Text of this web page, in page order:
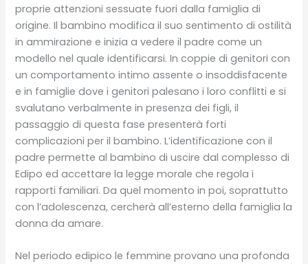
proprie attenzioni sessuate fuori dalla famiglia di
origine. Il bambino modifica il suo sentimento di ostilità
in ammirazione e inizia a vedere il padre come un
modello nel quale identificarsi. In coppie di genitori con
un comportamento intimo assente o insoddisfacente
e in famiglie dove i genitori palesano i loro conflitti e si
svalutano verbalmente in presenza dei figli, il
passaggio di questa fase presenterà forti
complicazioni per il bambino. L’identificazione con il
padre permette al bambino di uscire dal complesso di
Edipo ed accettare la legge morale che regola i
rapporti familiari. Da quel momento in poi, soprattutto
con l’adolescenza, cercherà all’esterno della famiglia la
donna da amare.
Nel periodo edipico le femmine provano una profonda